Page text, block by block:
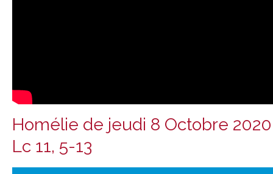
Homélie de jeudi 8 Octobre
Lc 11, 5-13